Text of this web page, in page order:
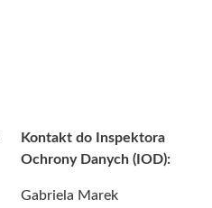
Kontakt do Inspektora
Ochrony Danych (IOD):
Gabriela Marek